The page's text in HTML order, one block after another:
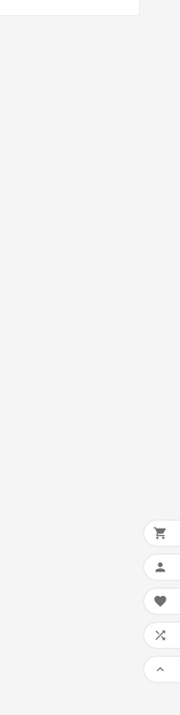




